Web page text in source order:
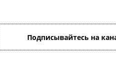
Подписывайтесь на